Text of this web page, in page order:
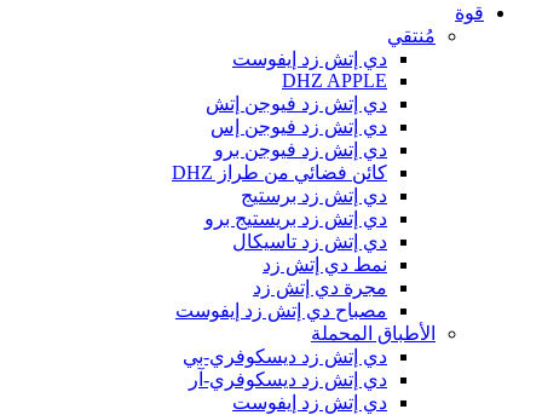
قوة
مُنتقي
دي إتش زد إيفوست
DHZ APPLE
دي إتش زد فيوجن إتش
دي إتش زد فيوجن إس
دي إتش زد فيوجن برو
كائن فضائي من طراز DHZ
دي إتش زد برستيج
دي إتش زد بريستيج برو
دي إتش زد تاسيكال
نمط دي إتش زد
مجرة دي إتش زد
مصباح دي إتش زد إيفوست
الأطباق المحملة
دي إتش زد ديسكوفري-بي
دي إتش زد ديسكوفري-آر
دي إتش زد إيفوست